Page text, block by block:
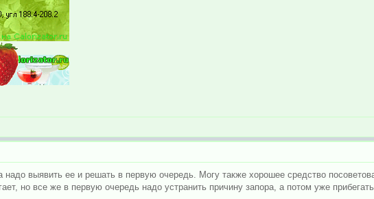
выявить ее и решать в первую очередь. Могу также хорошее средство
но все же в первую очередь надо устранить причину запора, а потом уже